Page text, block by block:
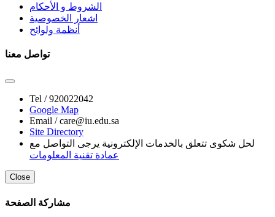
الشروط و الأحكام
اشعار الخصوصية
أنظمة ولوائح
تواصل معنا
Tel /920022042
Google Map
Email /care@iu.edu.sa
Site Directory
لحل شكوى تتعلق بالخدمات الإلكترونية يرجى التواصل مع
عمادة تقنية المعلومات
Close
مشاركة الصفحة